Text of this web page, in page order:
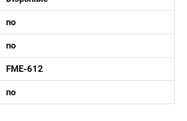
no
no
FME-612
no